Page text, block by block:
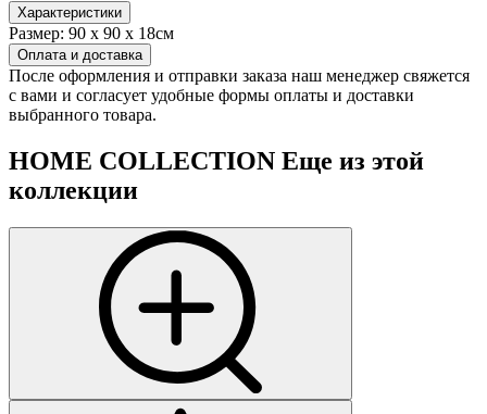
Характеристики
Размер: 90 х 90 х 18см
Оплата и доставка
После оформления и отправки заказа наш менеджер свяжется
с вами и согласует удобные формы оплаты и доставки
выбранного товара.
HOME COLLECTION Еще из этой
коллекции